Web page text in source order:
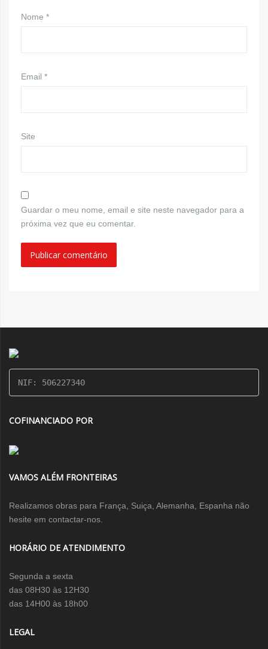
Nome *
Email *
Site
Guardar o meu nome, email e site neste navegador para a
próxima vez que eu comentar.
NIF: 506227340
COFINANCIADO POR
VAMOS ALÉM FRONTEIRAS
Realizamos obras para França, Suiça, Alemanha, Espanha não
hesite em contactar-nos.
HORÁRIO DE ATENDIMENTO
Segunda a sexta
das 08H30 às 12H30
das 14H00 às 18h00
LEGAL